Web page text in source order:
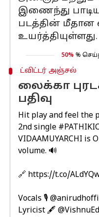
இணைந்து
படத்தின் மீதான
உயர்த்தியுள்ளது.
50% %
ட்விட்டர் அஞ்சல்
லைக்கா
பதிவு
Hit play and feel the
2nd single
VIDAAMUYARCHI is
volume. 🔊
🔗 https://t.co/
Vocals 🎙️
Lyricist 🖋️